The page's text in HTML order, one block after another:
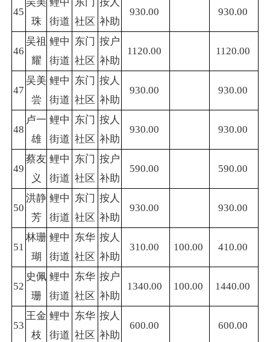
45
珠
街道 社区 补助
930.00 930.00
46
吴祖
耀
鲤中
街道
东门
社区
按户
补助
1120.00 1120.00
47
吴美
尝
鲤中
街道
东门
社区
按人
补助
930.00 930.00
48
卢一
雄
鲤中
街道
东门
社区
按人
补助
930.00 930.00
49
蔡友
义
鲤中
街道
东门
社区
按户
补助
590.00 590.00
50
洪静
芳
鲤中
街道
东门
社区
按人
补助
930.00 930.00
51
林珊
瑚
鲤中
街道
东华
社区
按人
补助
310.00 100.00 410.00
52
史佩
珊
鲤中
街道
东华
社区
按户
补助
1340.00 100.00 1440.00
53
王金
枝
鲤中
街道
东华
社区
按人
补助
600.00 600.00